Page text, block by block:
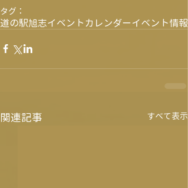
タグ：
道の駅旭志イベントカレンダーイベント情報
関連記事 すべて表示